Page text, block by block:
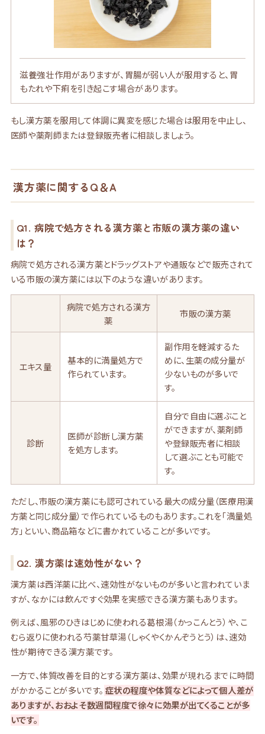
滋養強壮作用がありますが、胃腸が弱い人が服用すると、胃
もたれや下痢を引き起こす場合があります。
もし漢方薬を服用して体調に異変を感じた場合は服用を中止し、
医師や薬剤師または登録販売者に相談しましょう。
漢方薬に関するQ＆A
Q1. 病院で処方される漢方薬と市販の漢方薬の違い
は？
病院で処方される漢方薬とドラッグストアや通販などで販売されて
いる市販の漢方薬には以下のような違いがあります。
病院で処方される漢方
薬
市販の漢方薬
エキス量
基本的に満量処方で
作られています。
副作用を軽減するた
めに、生薬の成分量が
少ないものが多いで
す。
診断
医師が診断し漢方薬
を処方します。
自分で自由に選ぶこと
ができますが、薬剤師
や登録販売者に相談
して選ぶことも可能で
す。
ただし、市販の漢方薬にも認可されている最大の成分量（医療用漢
方薬と同じ成分量）で作られているものもあります。これを「満量処
方」といい、商品箱などに書かれていることが多いです。
Q2. 漢方薬は速効性がない？
漢方薬は西洋薬に比べ、速効性がないものが多いと言われていま
すが、なかには飲んですぐ効果を実感できる漢方薬もあります。
例えば、風邪のひきはじめに使われる葛根湯（かっこんとう）や、こ
むら返りに使われる芍薬甘草湯（しゃくやくかんぞうとう）は、速効
性が期待できる漢方薬です。
一方で、体質改善を目的とする漢方薬は、効果が現れるまでに時間
がかかることが多いです。 症状の程度や体質などによって個人差が
ありますが、おおよそ数週間程度で徐々に効果が出てくることが多
いです。